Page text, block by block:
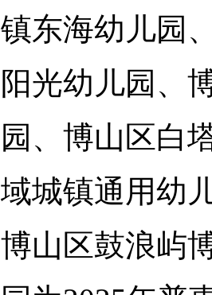
镇东海幼儿园
阳光幼儿园、
园、博山区白
域城镇通用幼
博山区鼓浪屿